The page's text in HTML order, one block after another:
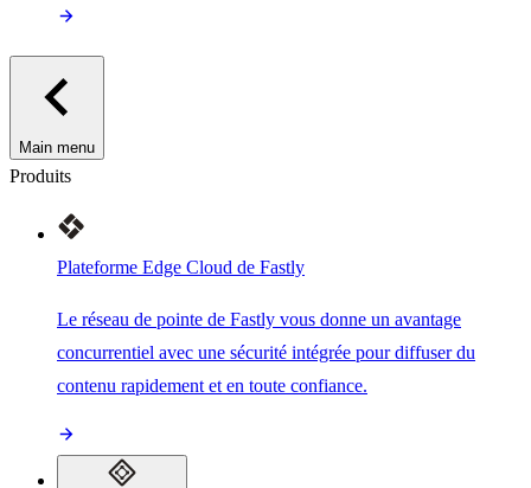
Main menu
Produits
Plateforme Edge Cloud de Fastly
Le réseau de pointe de Fastly vous donne un avantage
concurrentiel avec une sécurité intégrée pour diffuser du
contenu rapidement et en toute confiance.